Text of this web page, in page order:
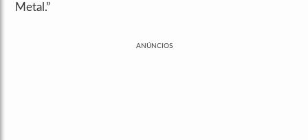
Metal.”
ANÚNCIOS